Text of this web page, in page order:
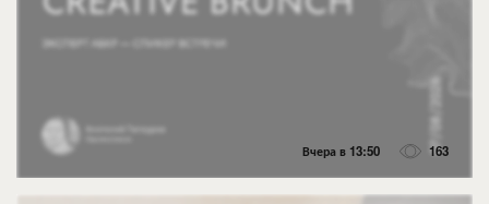
Вчера в 13:50 163